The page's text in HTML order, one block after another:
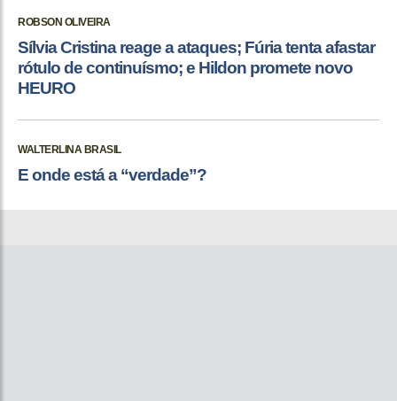
ROBSON OLIVEIRA
Sílvia Cristina reage a ataques; Fúria tenta afastar
rótulo de continuísmo; e Hildon promete novo
HEURO
WALTERLINA BRASIL
E onde está a “verdade”?